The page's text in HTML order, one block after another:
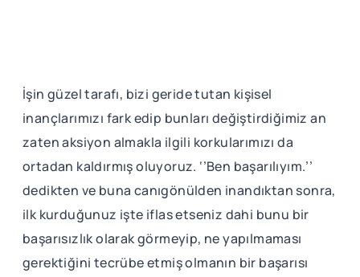
İşin güzel tarafı, bizi geride tutan kişisel
inançlarımızı fark edip bunları değiştirdiğimiz an
zaten aksiyon almakla ilgili korkularımızı da
ortadan kaldırmış oluyoruz. ‘’Ben başarılıyım.’’
dedikten ve buna canıgönülden inandıktan sonra,
ilk kurduğunuz işte iflas etseniz dahi bunu bir
başarısızlık olarak görmeyip, ne yapılmaması
gerektiğini tecrübe etmiş olmanın bir başarısı